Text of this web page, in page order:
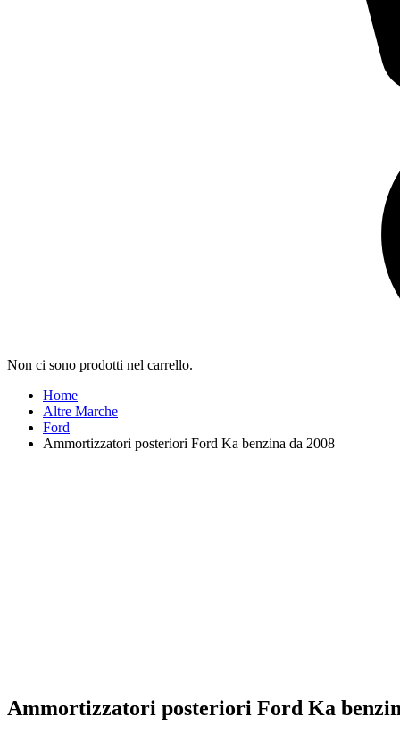
Non ci sono prodotti nel carrello.
Home
Altre Marche
Ford
Ammortizzatori posteriori Ford Ka benzina da 2008
Ammortizzatori posteriori Ford Ka